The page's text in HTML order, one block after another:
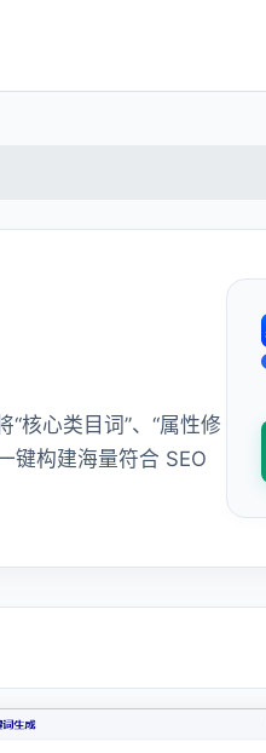
核心类目词”、“属性修
键构建海量符合 SEO